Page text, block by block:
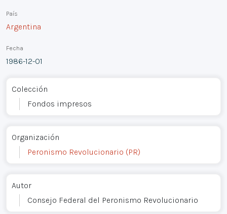
País
Argentina
Fecha
1986-12-01
Colección
Fondos impresos
Organización
Peronismo Revolucionario (PR)
Autor
Consejo Federal del Peronismo Revolucionario